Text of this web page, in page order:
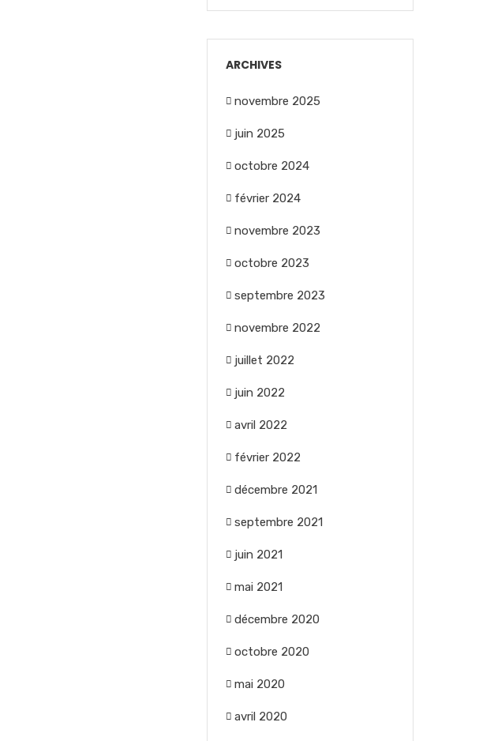
ARCHIVES
novembre 2025
juin 2025
octobre 2024
février 2024
novembre 2023
octobre 2023
septembre 2023
novembre 2022
juillet 2022
juin 2022
avril 2022
février 2022
décembre 2021
septembre 2021
juin 2021
mai 2021
décembre 2020
octobre 2020
mai 2020
avril 2020